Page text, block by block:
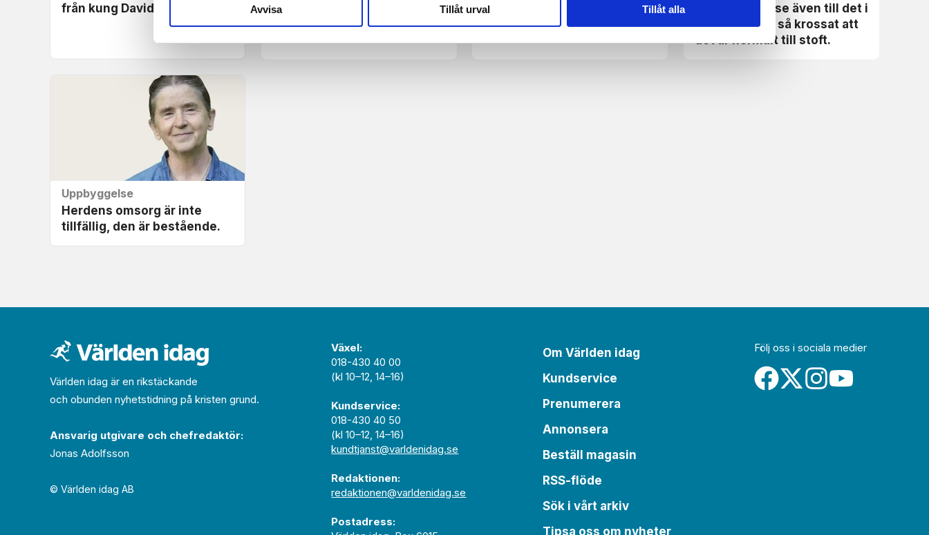
Avvisa Tillåt urval Tillåt alla
från kung Davids tid
hittat på Golanhöjderna
över allt annat.
och upprättelse även till det i
ditt liv som är så krossat att
det är nermalt till stoft.
Uppbyggelse
Herdens omsorg är inte
tillfällig, den är bestående.
Världen idag är en rikstäckande
och obunden nyhets­­­tidning på kristen grund.
Ansvarig utgivare och chef­redaktör:
Jonas Adolfsson
© Världen idag AB
Växel:
018-430 40 00
(kl 10–12, 14–16)
Kundservice:
018-430 40 50
(kl 10–12, 14–16)
kundtjanst@varldenidag.se
Redaktionen:
redaktionen@varldenidag.se
Postadress:
Om Världen idag
Kundservice
Prenumerera
Annonsera
Beställ magasin
RSS-flöde
Sök i vårt arkiv
Tipsa oss om nyheter
Följ oss i sociala medier